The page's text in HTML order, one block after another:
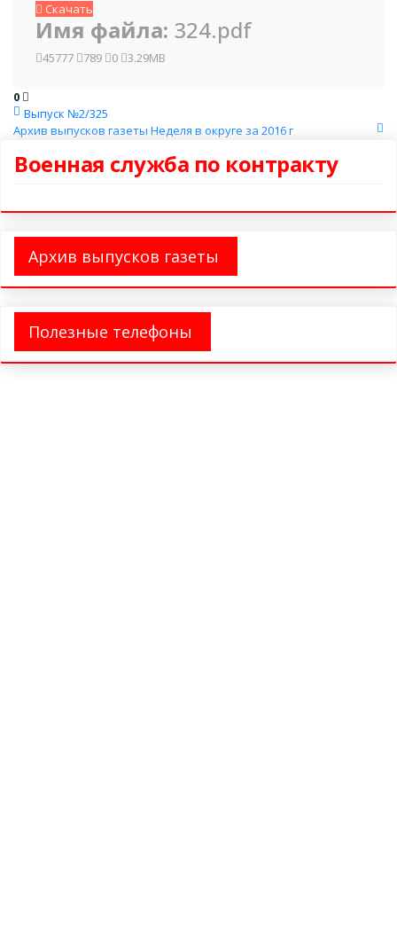
Скачать
Имя файла: 324.pdf
45777 789 0 3.29MB
0
Выпуск №2/325
Архив выпусков газеты Неделя в округе за 2016 г
Военная служба по контракту
Архив выпусков газеты
Полезные телефоны